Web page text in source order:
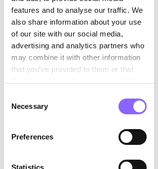
features and to analyse our traffic. We
also share information about your use
of our site with our social media,
advertising and analytics partners who
may combine it with other information
that you’ve provided to them or that
Selection
Necessary
Preferences
Statistics
Uhrenindustrie über bahnbrechende
Fortschritte in der Orthopädie bis hin
zur heutigen Spezialisierung auf
hochwertige Zahnimplantate.
Herr Cadola hob hervor, dass eine
offene und vertrauensfördernde
den Erfolg ist. Für das Wohl einer
florierenden Organisation sind zwei
Aspekte wesentlich: Psychologische
Sicherheit bezüglich der Zukunft des
jedes einzelnen Mitarbeiters.